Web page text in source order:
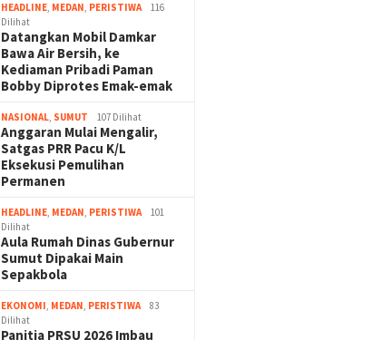
HEADLINE, MEDAN, PERISTIWA
116
Dilihat
Datangkan Mobil Damkar
Bawa Air Bersih, ke
Kediaman Pribadi Paman
Bobby Diprotes Emak-emak
NASIONAL, SUMUT 107 Dilihat
Anggaran Mulai Mengalir,
Satgas PRR Pacu K/L
Eksekusi Pemulihan
Permanen
HEADLINE, MEDAN, PERISTIWA
101
Dilihat
Aula Rumah Dinas Gubernur
Sumut Dipakai Main
Sepakbola
EKONOMI, MEDAN, PERISTIWA
83
Dilihat
Panitia PRSU 2026 Imbau